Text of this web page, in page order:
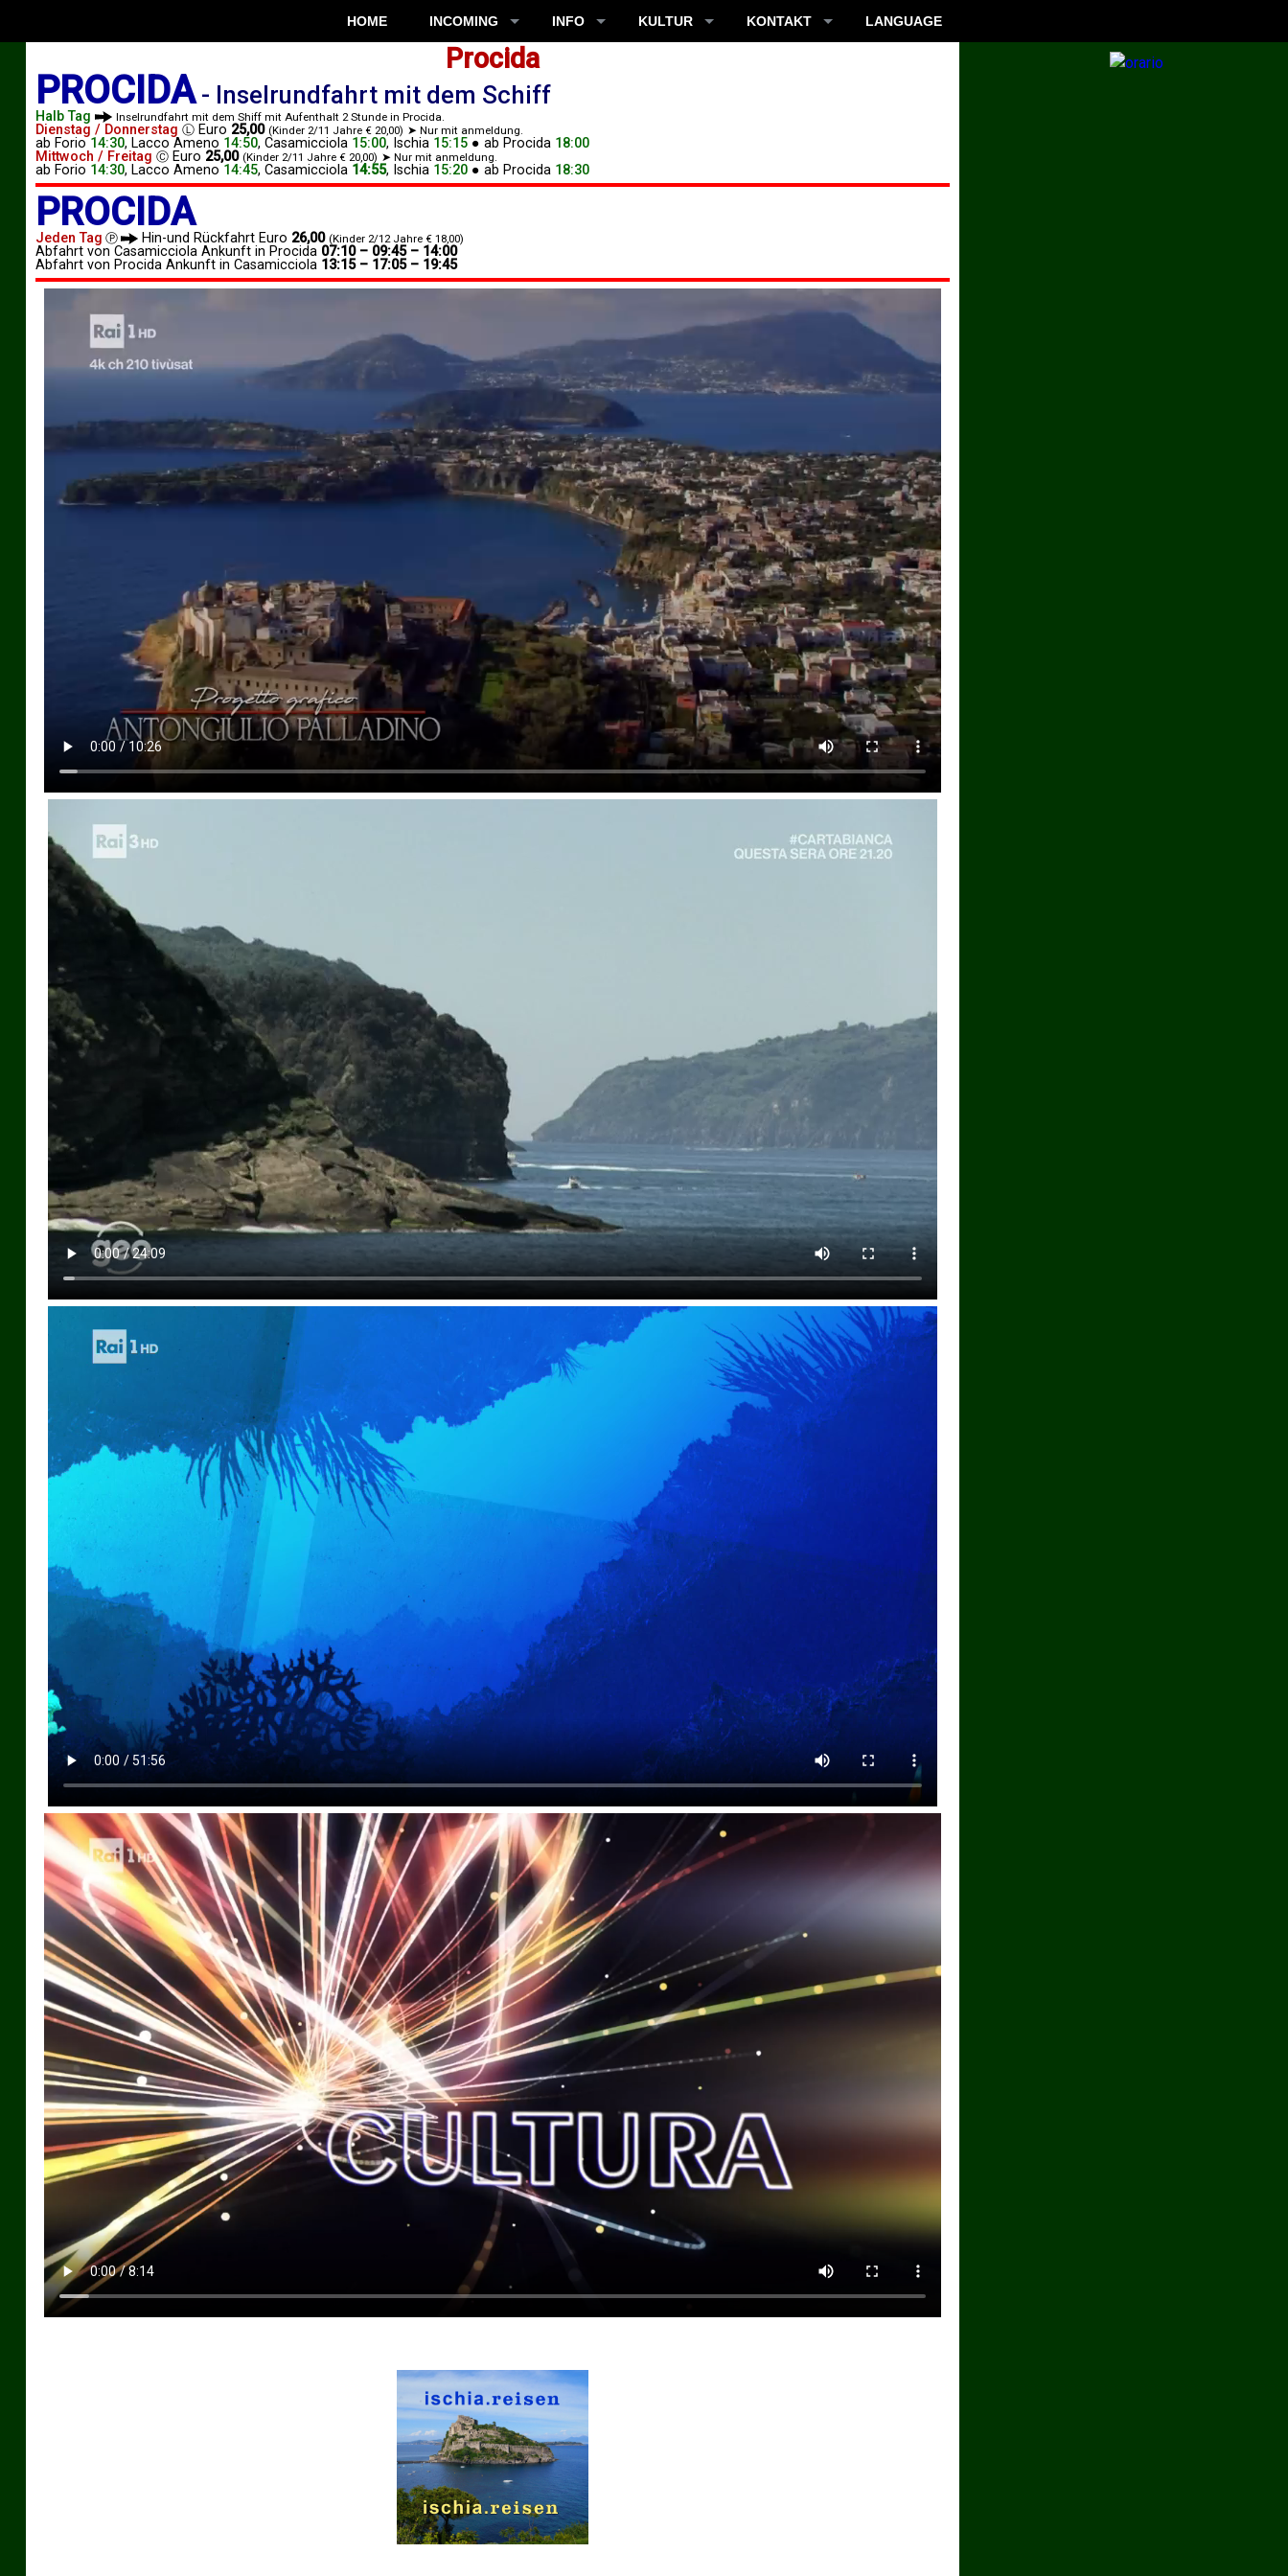
HOME INCOMING INFO KULTUR KONTAKT LANGUAGE
Procida
PROCIDA- Inselrundfahrt mit dem Schiff
Halb Tag Inselrundfahrt mit dem Shiff mit Aufenthalt 2 Stunde in Procida.
Dienstag / Donnerstag Ⓛ Euro 25,00 (Kinder 2/11 Jahre € 20,00) ➤ Nur mit anmeldung.
ab Forio 14:30, Lacco Ameno 14:50, Casamicciola 15:00, Ischia 15:15 ● ab Procida 18:00
Mittwoch / Freitag Ⓒ Euro 25,00 (Kinder 2/11 Jahre € 20,00) ➤ Nur mit anmeldung.
ab Forio 14:30, Lacco Ameno 14:45, Casamicciola 14:55, Ischia 15:20 ● ab Procida 18:30
PROCIDA
Jeden Tag Ⓟ Hin-und Rückfahrt Euro 26,00 (Kinder 2/12 Jahre € 18,00)
Abfahrt von Casamicciola Ankunft in Procida 07:10 – 09:45 – 14:00
Abfahrt von Procida Ankunft in Casamicciola 13:15 – 17:05 – 19:45